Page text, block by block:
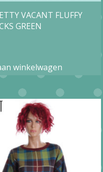
VACANT FLUFFY
GREEN
winkelwagen